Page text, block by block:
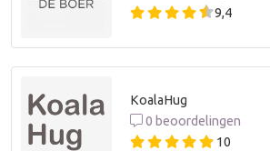
9,4
KoalaHug
0 beoordelingen
10